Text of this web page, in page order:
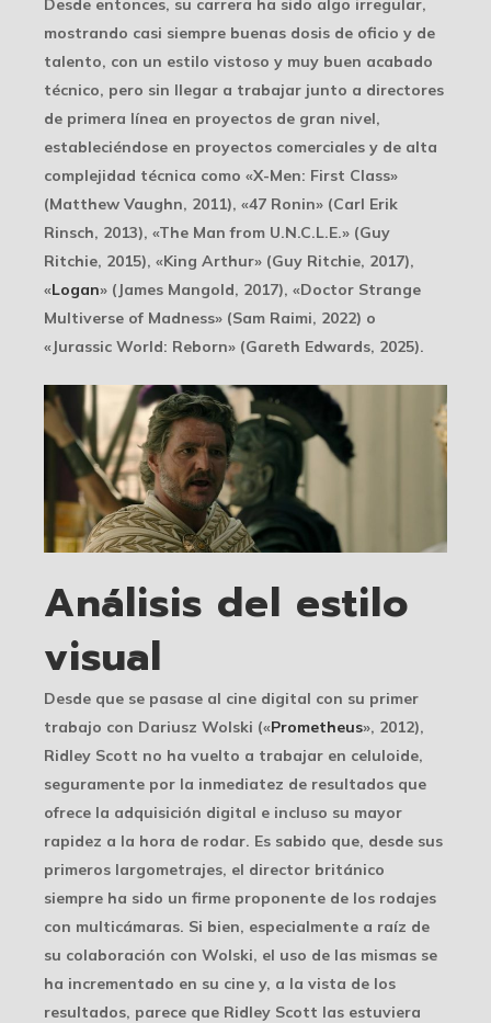
Desde entonces, su carrera ha sido algo irregular,
mostrando casi siempre buenas dosis de oficio y de
talento, con un estilo vistoso y muy buen acabado
técnico, pero sin llegar a trabajar junto a directores
de primera línea en proyectos de gran nivel,
estableciéndose en proyectos comerciales y de alta
complejidad técnica como «X-Men: First Class»
(Matthew Vaughn, 2011), «47 Ronin» (Carl Erik
Rinsch, 2013), «The Man from U.N.C.L.E.» (Guy
Ritchie, 2015), «King Arthur» (Guy Ritchie, 2017),
«Logan» (James Mangold, 2017), «Doctor Strange
Multiverse of Madness» (Sam Raimi, 2022) o
«Jurassic World: Reborn» (Gareth Edwards, 2025).
Análisis del estilo
visual
Desde que se pasase al cine digital con su primer
trabajo con Dariusz Wolski («Prometheus», 2012),
Ridley Scott no ha vuelto a trabajar en celuloide,
seguramente por la inmediatez de resultados que
ofrece la adquisición digital e incluso su mayor
rapidez a la hora de rodar. Es sabido que, desde sus
primeros largometrajes, el director británico
siempre ha sido un firme proponente de los rodajes
con multicámaras. Si bien, especialmente a raíz de
su colaboración con Wolski, el uso de las mismas se
ha incrementado en su cine y, a la vista de los
resultados, parece que Ridley Scott las estuviera